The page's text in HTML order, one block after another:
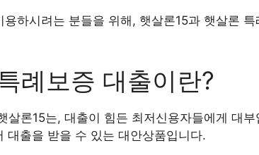
용하시려는 분들을 위해, 햇살론15과 햇살론
례보증 대출이란?
살론15는, 대출이 힘든 최저신용자들에게 대
대출을 받을 수 있는 대안상품입니다.